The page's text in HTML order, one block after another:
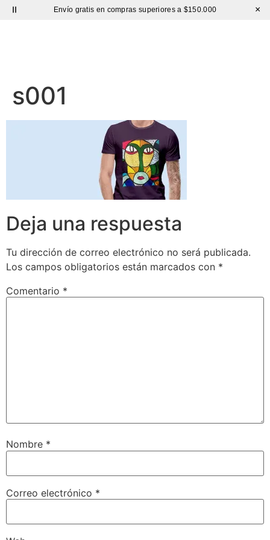
Envío gratis en compras superiores a $150.000 ×
s001
Deja una respuesta
Tu dirección de correo electrónico no será publicada.
Los campos obligatorios están marcados con *
Comentario *
Nombre *
Correo electrónico *